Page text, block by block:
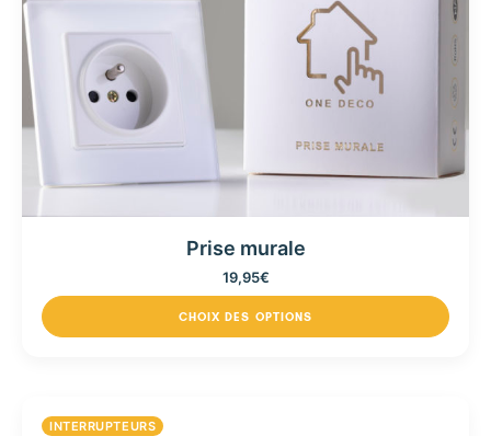
Prise murale
19,95€
CHOIX DES OPTIONS
INTERRUPTEURS